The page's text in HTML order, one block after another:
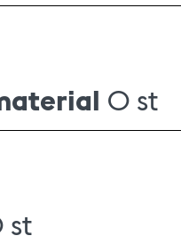
0 st
st